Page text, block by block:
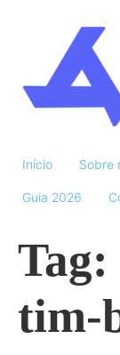
Início Sobre
Guia 2026
Tag:
tim-